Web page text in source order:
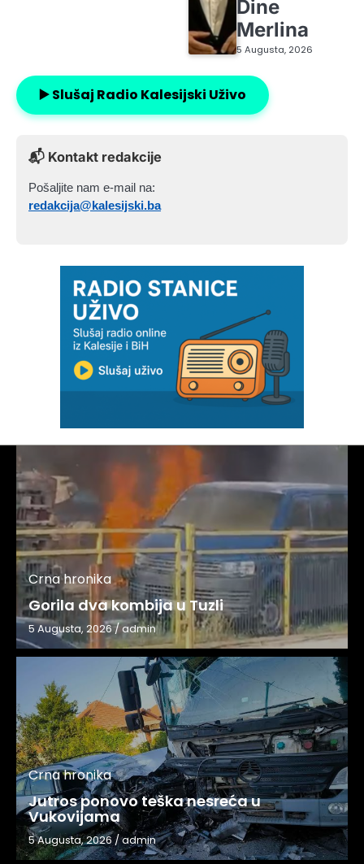
Dine
Merlina
5 Augusta, 2026
▶️ Slušaj Radio Kalesijski Uživo
📬 Kontakt redakcije
Pošaljite nam e-mail na:
redakcija@kalesijski.ba
Crna hronika
Gorila dva kombija u Tuzli
5 Augusta, 2026/admin
Crna hronika
Jutros ponovo teška nesreća u
Vukovijama
5 Augusta, 2026/admin